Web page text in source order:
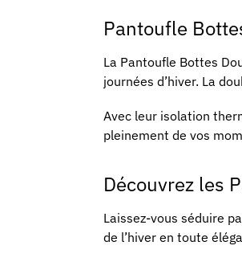
Pantoufle
La Pantoufle Bottes
journées d’hiver. La
Avec leur isolation
pleinement de vos
Découvrez les
Laissez-vous séduire
de l’hiver en toute